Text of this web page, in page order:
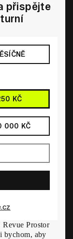
přispějte
Prostor
bychom, aby
KČ
000 KČ